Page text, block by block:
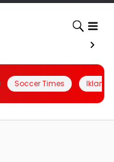
Soccer Times Iklanin